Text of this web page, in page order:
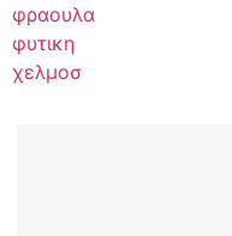
φραουλα
φυτικη
χελμοσ